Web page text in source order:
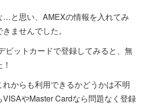
…と思い、AMEXの情報を入れてみ
ませんでした。
ビットカードで登録してみると、無
からも利用できるかどうかは不明
やMaster Cardなら問題なく登録